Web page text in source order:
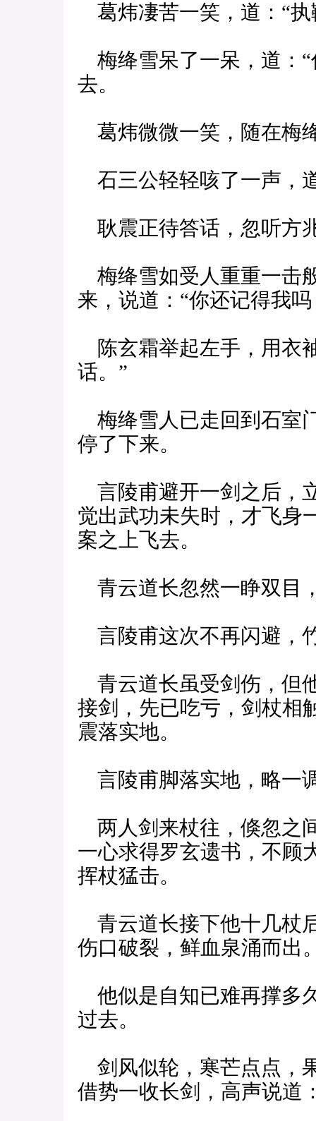
葛炜凄苦一笑，道：“执
梅绛雪呆了一呆，道：
去。
葛炜微微一笑，随在梅
石三公轻轻咳了一声，
耿震正待答话，忽听方
梅绛雪如受人重重一击
来，说道：“你还记得我吗
陈玄霜举起左手，用衣
话。”
梅绛雪人已走回到石室
停了下来。
言陵甫避开一剑之后，
觉出武功未失时，才飞身
案之上飞去。
青云道长忽然一睁双目
言陵甫这次不再闪避，
青云道长虽受剑伤，但
接剑，先已吃亏，剑杖相
震落实地。
言陵甫脚落实地，略一
两人剑来杖往，倏忽之
一心求得罗玄遗书，不顾
挥杖猛击。
青云道长接下他十几杖
伤口破裂，鲜血泉涌而出
他似是自知已难再撑多
过去。
剑风似轮，寒芒点点，
借势一收长剑，高声说道